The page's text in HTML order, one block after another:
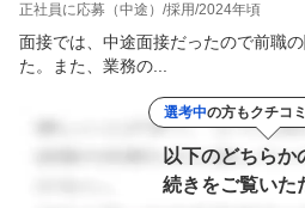
正社員に応募（中途） 採用 2024年頃
面接では、中途面接だったので前職
た。また、業務の...
選考中の方もクチコ
以下のどちらか
続きをご覧いた